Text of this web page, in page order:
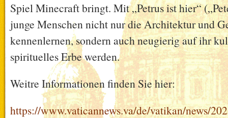
Spiel Minecraft bringt. Mit „Petrus ist hier“
junge Menschen nicht nur die Architektur und
kennenlernen, sondern auch neugierig auf ihr
spirituelles Erbe werden.
Weitre Informationen finden Sie hier:
https://www.vaticannews.va/de/vatikan/news/